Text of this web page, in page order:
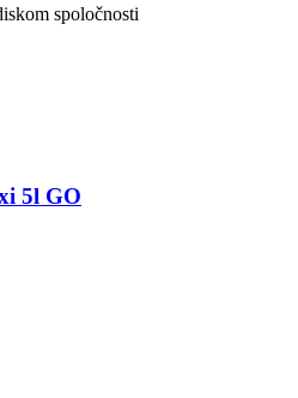
spoločnosti
5l GO